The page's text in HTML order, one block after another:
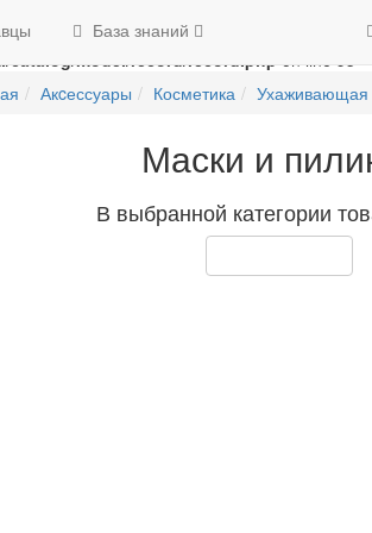
public_html/catalog/model/
catalog/model/record/record.phpon line95
База знаний
Акcессуары Косметика Ухаживающая
Маски и
В выбранной категории